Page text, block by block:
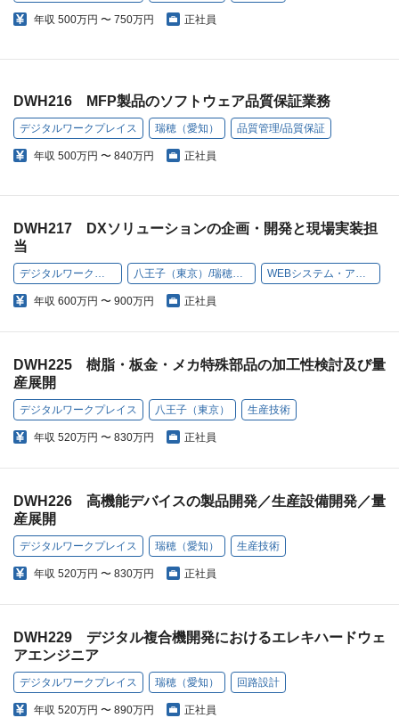
年収 500万円 〜 750万円 正社員
DWH216 MFP製品のソフトウェア品質保証業務
デジタルワークプレイス 瑞穂（愛知） 品質管理/品質保証
年収 500万円 〜 840万円 正社員
DWH217 DXソリューションの企画・開発と現場実装担
当
デジタルワークプレイス 八王子（東京）/瑞穂（愛知） WEBシステム・アプリ開発
年収 600万円 〜 900万円 正社員
DWH225 樹脂・板金・メカ特殊部品の加工性検討及び量
産展開
デジタルワークプレイス 八王子（東京） 生産技術
年収 520万円 〜 830万円 正社員
DWH226 高機能デバイスの製品開発／生産設備開発／量
産展開
デジタルワークプレイス 瑞穂（愛知） 生産技術
年収 520万円 〜 830万円 正社員
DWH229 デジタル複合機開発におけるエレキハードウェ
アエンジニア
デジタルワークプレイス 瑞穂（愛知） 回路設計
年収 520万円 〜 890万円 正社員